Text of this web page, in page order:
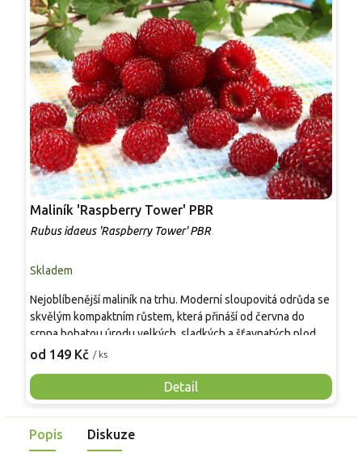
Maliník 'Raspberry Tower' PBR
Rubus idaeus 'Raspberry Tower' PBR
Skladem
od 149 Kč / ks
Detail
Nejoblíbenější maliník na trhu. Moderní sloupovitá odrůda se
skvělým kompaktním růstem, která přináší od června do
srpna bohatou úrodu velkých, sladkých a šťavnatých plodů.
Pevné vzpřímené výhony tvoří elegantní habitus bez
Mrazuvzdornost do −25 °C a spolehlivá vitalita z něj dělají
skvělou volbu pro každého pěstitele.
Popis Diskuze